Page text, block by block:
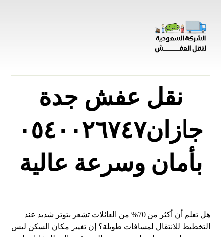
نقل عفش جدة
جازان٠٥٤٠٠٢٦٧٤٧
بأمان وسرعة عالية
هل تعلم أن أكثر من 70% من العائلات تشعر بتوتر شديد عند
التخطيط للانتقال لمسافات طويلة؟ إن تغيير مكان السكن ليس